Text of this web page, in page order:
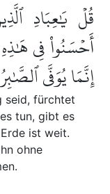
قُلۡ يَٰعِبَادِ
أَحۡسَنُواْ فِي
إِنَّمَا يُوَفَّى
seid, fürchtet
tun, gibt es
ist weit.
ohne